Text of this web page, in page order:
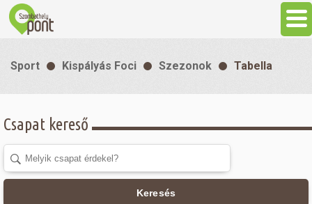
Látnivalók
Gasztronómia
Sport Kispályás Foci Szezonok Tabella
Csapat kereső
Keresés